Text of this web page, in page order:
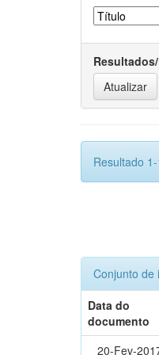
Resultado
Conjunto de
Data do
documento
20-Fev-